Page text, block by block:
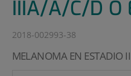
IIIA/A/C/D O
2018-002993-38
MELANOMA EN ESTADIO